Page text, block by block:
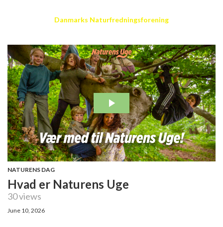
Danmarks Naturfredningsforening
NATURENS DAG
Hvad er Naturens Uge
30 views
June 10, 2026